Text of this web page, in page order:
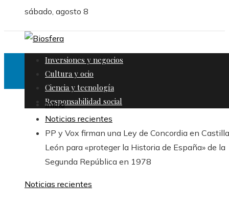
sábado, agosto 8
Inversiones y negocios
Cultura y ocio
Ciencia y tecnología
Responsabilidad social
Inicio
Noticias recientes
PP y Vox firman una Ley de Concordia en
León para «proteger la Historia de España» de la
Segunda República en 1978
Noticias recientes